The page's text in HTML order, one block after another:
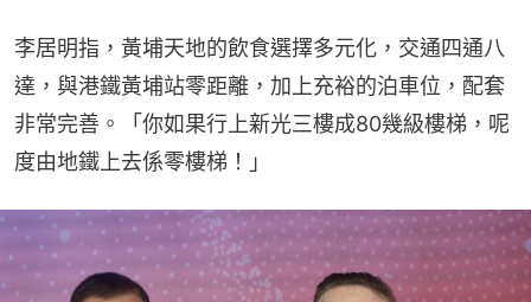
李居明指，黃埔天地的飲食選擇多元化，交通四通八
達，與港鐵黃埔站零距離，加上充裕的泊車位，配套
非常完善。「你如果行上新光三樓成80幾級樓梯，呢
度由地鐵上去係零樓梯！」